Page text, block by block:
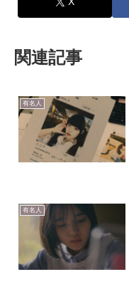
関連記事
有名人
有名人